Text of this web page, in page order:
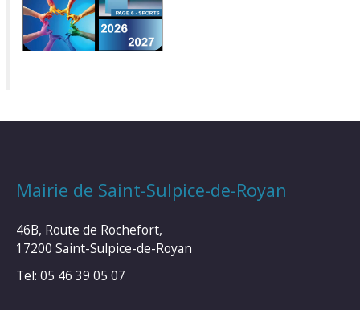
Mairie de Saint-Sulpice-de-Royan
46B, Route de Rochefort,
17200 Saint-Sulpice-de-Royan
Tel: 05 46 39 05 07